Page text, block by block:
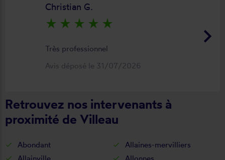
keyboard_arrow_right
Christian G.
star_rate star_rate star_rate star_rate star_rate
Très professionnel
Avis déposé le 31/07/2026
Retrouvez nos intervenants à
proximité de Villeau
Abondant
Allaines-mervilliers